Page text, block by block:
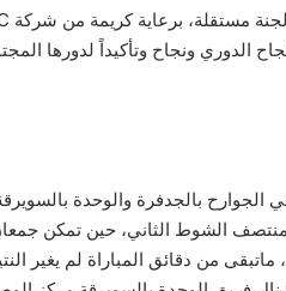
نجاح الدوري ونجاح وتأكيداً لدورها
الجوارح بالجدفرة والوحدة
الشوط الثاني، حين تمكن
من دقائق المباراة لم يغير